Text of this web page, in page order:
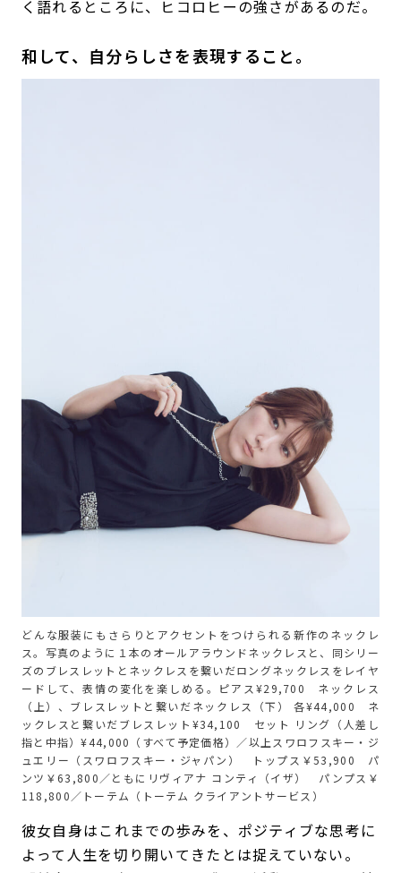
く語れるところに、ヒコロヒーの強さがあるのだ。
和して、自分らしさを表現すること。
どんな服装にもさらりとアクセントをつけられる新作のネックレ
ス。写真のように１本のオールアラウンドネックレスと、同シリー
ズのブレスレットとネックレスを繋いだロングネックレスをレイヤ
ードして、表情の変化を楽しめる。ピアス¥29,700 ネックレス
（上）、ブレスレットと繋いだネックレス（下） 各¥44,000 ネ
ックレスと繋いだブレスレット¥34,100 セット リング（人差し
指と中指）¥44,000（すべて予定価格）／以上スワロフスキー・ジ
ュエリー（スワロフスキー・ジャパン） トップス￥53,900 パ
ンツ￥63,800／ともにリヴィアナ コンティ（イザ） パンプス￥
118,800／トーテム（トーテム クライアントサービス）
彼女自身はこれまでの歩みを、ポジティブな思考に
よって人生を切り開いてきたとは捉えていない。